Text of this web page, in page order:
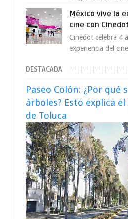
programa Jimmy
México vive la
cine con
Cinedot celebra 4
experiencia del
es posible reinve...
DESTACADA
Paseo Colón: ¿Por
árboles? Esto explica
de Toluca